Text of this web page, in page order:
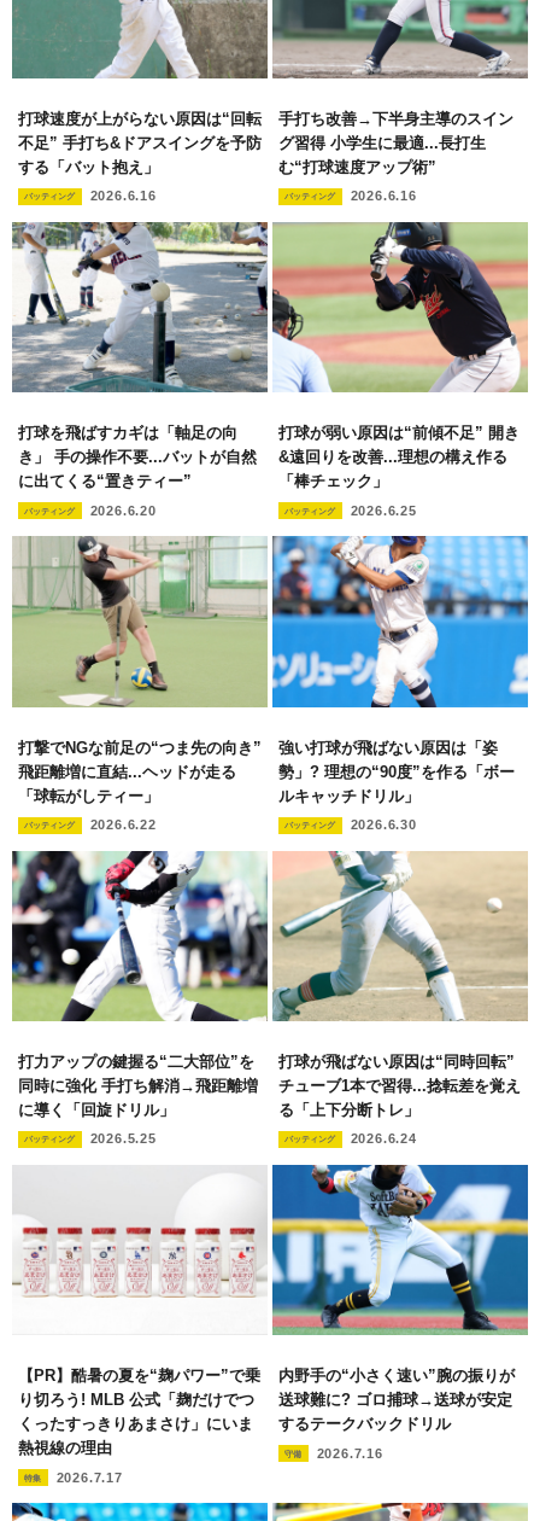
打球速度が上がらない原因は“回転
不足” 手打ち&ドアスイングを予防
する「バット抱え」
バッティング 2026.6.16
手打ち改善→下半身主導のスイン
グ習得 小学生に最適...長打生
む“打球速度アップ術”
バッティング 2026.6.16
打球を飛ばすカギは「軸足の向
き」 手の操作不要...バットが自然
に出てくる“置きティー”
バッティング 2026.6.20
打球が弱い原因は“前傾不足” 開き
&遠回りを改善...理想の構え作る
「棒チェック」
バッティング 2026.6.25
打撃でNGな前足の“つま先の向き”
飛距離増に直結...ヘッドが走る
「球転がしティー」
バッティング 2026.6.22
強い打球が飛ばない原因は「姿
勢」? 理想の“90度”を作る「ボー
ルキャッチドリル」
バッティング 2026.6.30
打力アップの鍵握る“二大部位”を
同時に強化 手打ち解消→飛距離増
に導く「回旋ドリル」
バッティング 2026.5.25
打球が飛ばない原因は“同時回転”
チューブ1本で習得...捻転差を覚え
る「上下分断トレ」
バッティング 2026.6.24
【PR】酷暑の夏を“麹パワー”で乗
り切ろう! MLB 公式「麹だけでつ
くったすっきりあまさけ」にいま
熱視線の理由
特集 2026.7.17
内野手の“小さく速い”腕の振りが
送球難に? ゴロ捕球→送球が安定
するテークバックドリル
守備 2026.7.16